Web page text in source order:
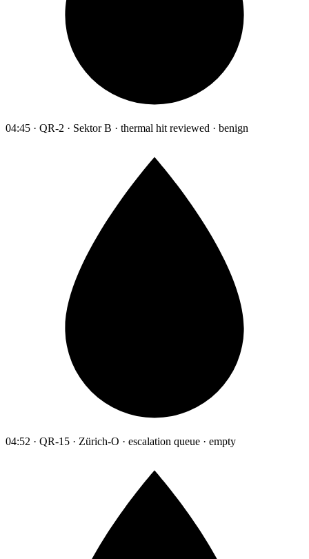
04:45 · QR-2 · Sektor B · thermal hit reviewed · benign
04:52 · QR-15 · Zürich-O · escalation queue · empty